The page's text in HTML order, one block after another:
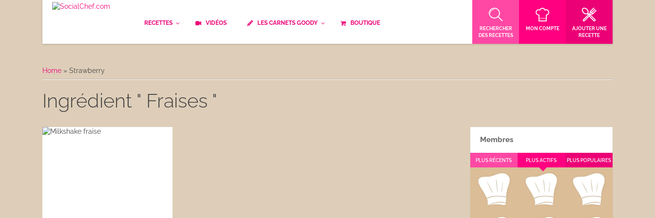
RECETTES
Le Pain
Apéritifs
Déjeuner
Cuisine française traditionnelle
VIDÉOS LES CARNETS GOODY
Spécialité culinaire
BOUTIQUE
RECHERCHER
DES RECETTES
MON COMPTE
AJOUTER UNE
RECETTE
Home » Strawberry
Ingrédient " Fraises "
Membres
PLUS RÉCENTS PLUS ACTIFS PLUS POPULAIRES